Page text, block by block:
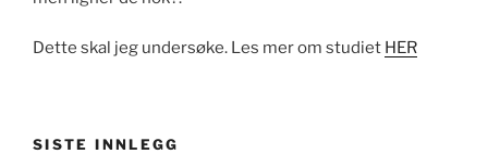
Dette skal jeg undersøke. Les mer om studiet HER
SISTE INNLEGG